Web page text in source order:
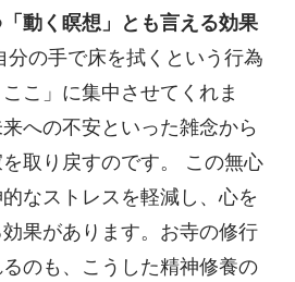
「動く瞑想」とも言える効果
分の手で床を拭くという行為
こ」に集中させてくれま
への不安といった雑念から
取り戻すのです。 この無心
なストレスを軽減し、心を
果があります。お寺の修行
のも、こうした精神修養の